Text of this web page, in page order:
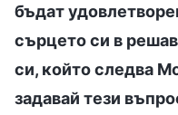
бъдат
сърцето си в
си, който следва
задавай тези